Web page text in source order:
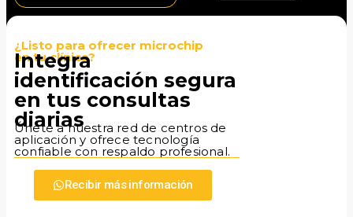
¿Listo para ofrecer microchip
en tu clínica?
Integra
identificación segura
en tus consultas
diarias
Únete a nuestra red de centros de
aplicación y ofrece tecnología
confiable con respaldo profesional.
Recibir más información